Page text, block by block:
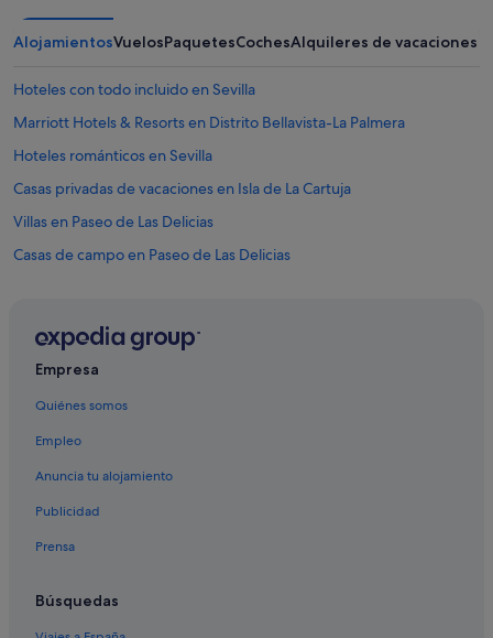
AlojamientosVuelosPaquetesCochesAlquileres de vacaciones
Hoteles con todo incluido en Sevilla
Marriott Hotels & Resorts en Distrito Bellavista-La Palmera
Hoteles románticos en Sevilla
Casas privadas de vacaciones en Isla de La Cartuja
Villas en Paseo de Las Delicias
Casas de campo en Paseo de Las Delicias
Hoteles con piscina en Sevilla
Hoteles de 4 estrellas en Isla de La Cartuja
Petit Palace hoteles en Distrito Bellavista-La Palmera
Riu Hotels en Sevilla
Hoteles cerca de Parque de María Luisa
Empresa
Quiénes somos
Empleo
Anuncia tu alojamiento
Publicidad
Prensa
Búsquedas